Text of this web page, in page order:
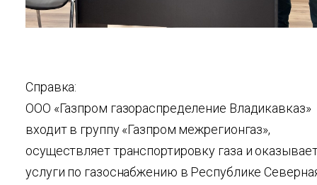
Справка:
ООО «Газпром газораспределение Владикавказ»
входит в группу «Газпром межрегионгаз»,
осуществляет транспортировку газа и
услуги по газоснабжению в Республике